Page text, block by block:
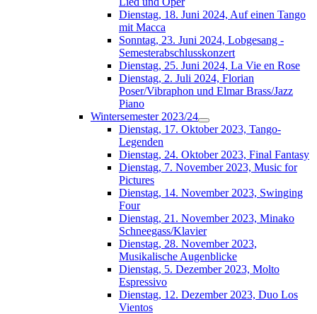
Dienstag, 18. Juni 2024, Auf einen Tango
mit Macca
Sonntag, 23. Juni 2024, Lobgesang -
Semesterabschlusskonzert
Dienstag, 25. Juni 2024, La Vie en Rose
Dienstag, 2. Juli 2024, Florian
Poser/Vibraphon und Elmar Brass/Jazz
Piano
Wintersemester 2023/24
Dienstag, 17. Oktober 2023, Tango-
Legenden
Dienstag, 24. Oktober 2023, Final Fantasy
Dienstag, 7. November 2023, Music for
Pictures
Dienstag, 14. November 2023, Swinging
Four
Dienstag, 21. November 2023, Minako
Schneegass/Klavier
Dienstag, 28. November 2023,
Musikalische Augenblicke
Dienstag, 5. Dezember 2023, Molto
Espressivo
Dienstag, 12. Dezember 2023, Duo Los
Vientos